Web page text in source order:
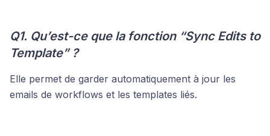
Q1. Qu’est-ce que la fonction “Sync Edits to
Template” ?
Elle permet de garder automatiquement à jour les
emails de workflows et les templates liés.